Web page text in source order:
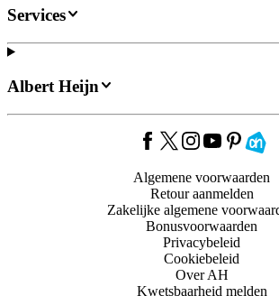
Services
Albert Heijn
Algemene voorwaarden
Retour aanmelden
Zakelijke algemene
Bonusvoorwaarden
Privacybeleid
Cookiebeleid
Over AH
Kwetsbaarheid melden